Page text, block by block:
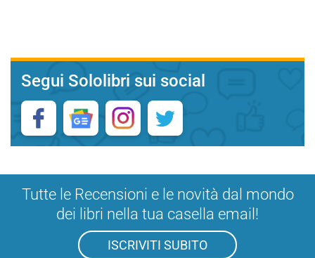
Segui Sololibri sui social
Tutte le Recensioni e le novità dal mondo
dei libri nella tua casella email!
ISCRIVITI SUBITO